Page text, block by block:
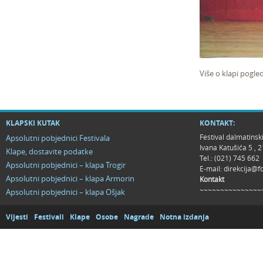
Više o klapi
KLAPSKI KUTAK
Apsolutni pobjednici Festivala
Klape, dostavite podatke
Apsolutni pobjednici – klapa Trogir
Apsolutni pobjednici – klapa Armorin
Apsolutni pobjednici – klapa Ošjak
KONTAKT:
Festival
Ivana Katušića 5 ,
Tel.: (021) 745 662
E-mail:
Kontakt
Vijesti Festivali Klape Osobe Nagrade Notna izdanja